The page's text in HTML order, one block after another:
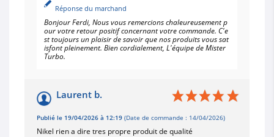
Réponse du marchand
Bonjour Ferdi, Nous vous remercions chaleureusement p
our votre retour positif concernant votre commande. C'e
st toujours un plaisir de savoir que nos produits vous sat
isfont pleinement. Bien cordialement, L'équipe de Mister
Turbo.
Laurent b.
Publié le 19/04/2026 à 12:19 (Date de commande : 14/04/2026)
Nikel rien a dire tres propre produit de qualité